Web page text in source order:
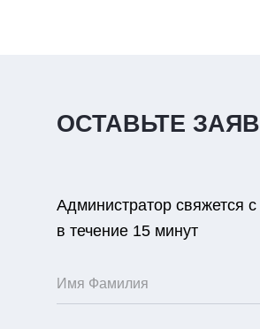
ОСТАВЬТЕ
Администратор свяжется
в течение 15 минут